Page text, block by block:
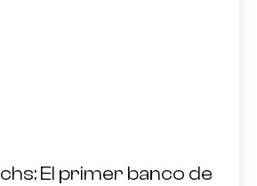
El primer banco de